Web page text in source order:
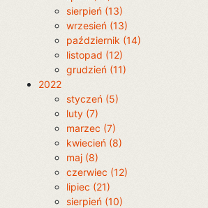
sierpień (13)
wrzesień (13)
październik (14)
listopad (12)
grudzień (11)
2022
styczeń (5)
luty (7)
marzec (7)
kwiecień (8)
maj (8)
czerwiec (12)
lipiec (21)
sierpień (10)